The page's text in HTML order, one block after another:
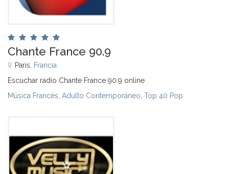
Chante France 90.9
Paris, Francia
Escuchar radio Chante France 90.9 online
Música Francés Adulto Contemporáneo Top 40 Pop